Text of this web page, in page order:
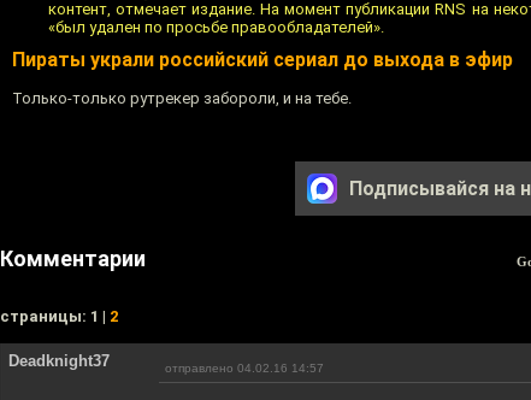
контент, отмечает издание. На момент публикации RNS на
«был удален по просьбе правообладателей».
Пираты украли российский сериал до выхода в эфир
Только-только рутрекер забороли, и на тебе.
Подписывайся на
Комментарии
cтраницы: 1 | 2
Deadknight37 отправлено 04.02.16 14:57